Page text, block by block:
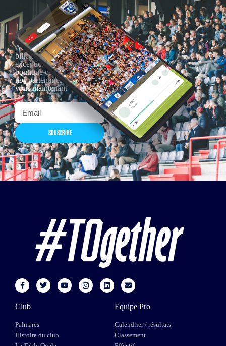
Actualités, nouveautés,
billetterie, remises
exceptionnelles dans la
boutique officielles & chez
nos partenaires… Inscrivez-
vous maintenant
SOUSCRIRE
Club
Palmarès
Histoire du club
Equipe Pro
Calendrier / résultats
Classement